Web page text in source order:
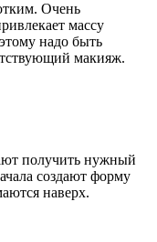
Очень
массу
надо быть
макияж.
получить нужный
создают форму
наверх.